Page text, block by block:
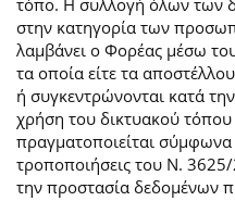
τόπο. Η συλλογή όλων των
στην κατηγορία των
λαμβάνει ο Φορέας μέσω
τα οποία είτε τα
ή συγκεντρώνονται κατά
χρήση του δικτυακού
πραγματοποιείται
τροποποιήσεις του Ν.
την προστασία δεδομένων